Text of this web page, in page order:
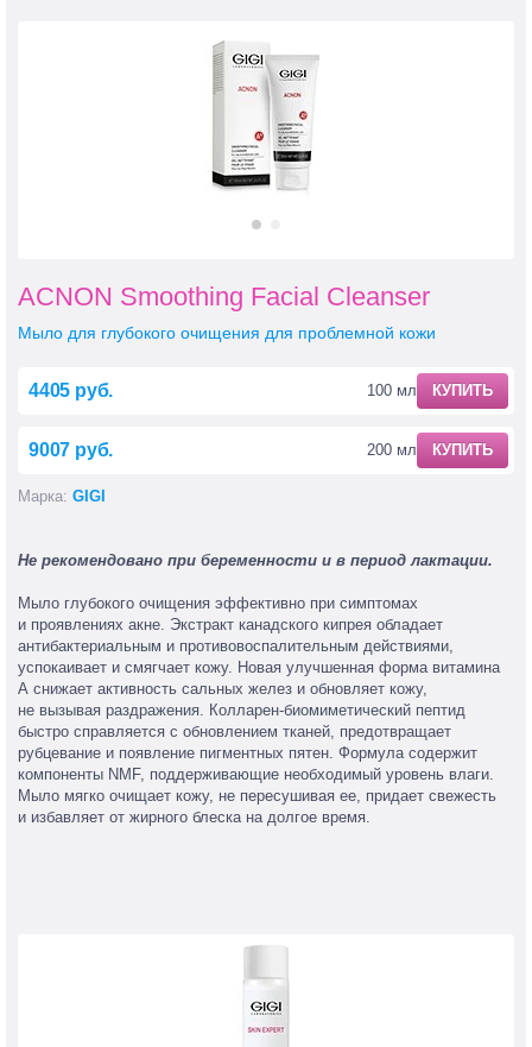
ACNON Smoothing Facial Cleanser
Мыло для глубокого очищения для проблемной кожи
4405 руб. 100 мл КУПИТЬ
9007 руб. 200 мл КУПИТЬ
Марка: GIGI
Не рекомендовано при беременности и в период лактации.
Мыло глубокого очищения эффективно при симптомах
и проявлениях акне. Экстракт канадского кипрея обладает
антибактериальным и противовоспалительным действиями,
успокаивает и смягчает кожу. Новая улучшенная форма витамина
А снижает активность сальных желез и обновляет кожу,
не вызывая раздражения. Колларен-биомиметический пептид
быстро справляется с обновлением тканей, предотвращает
рубцевание и появление пигментных пятен. Формула содержит
компоненты NMF, поддерживающие необходимый уровень влаги.
Мыло мягко очищает кожу, не пересушивая ее, придает свежесть
и избавляет от жирного блеска на долгое время.